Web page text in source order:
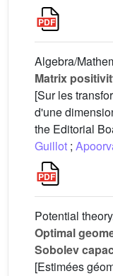
Algebra/
Matrix
[Sur les
d'une
the Editorial
Guillot ;
Potential
Optimal
Sobolev
[Estimées